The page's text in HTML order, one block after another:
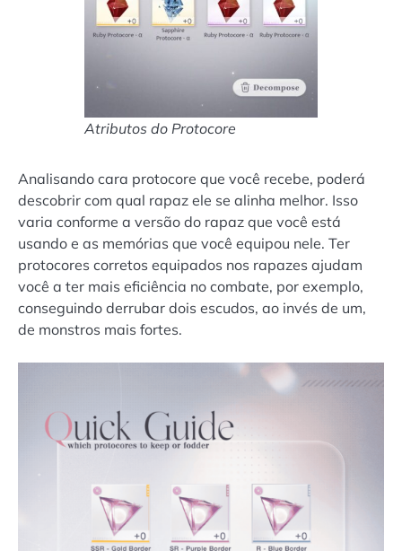
Atributos do Protocore
Analisando cara protocore que você recebe, poderá
descobrir com qual rapaz ele se alinha melhor. Isso
varia conforme a versão do rapaz que você está
usando e as memórias que você equipou nele. Ter
protocores corretos equipados nos rapazes ajudam
você a ter mais eficiência no combate, por exemplo,
conseguindo derrubar dois escudos, ao invés de um,
de monstros mais fortes.